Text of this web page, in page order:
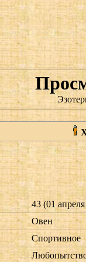
43 (01
Овен
Спортивное